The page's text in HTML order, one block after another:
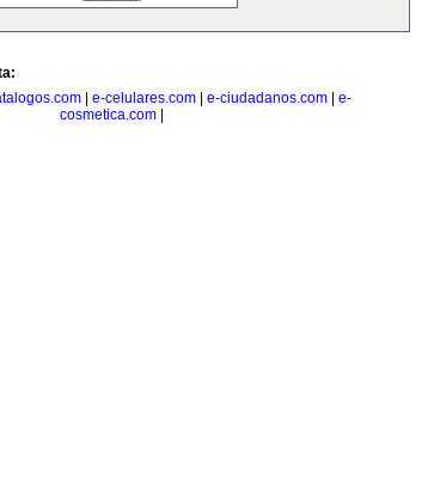
e-celulares.com e-ciudadanos.com
e-
cosmetica.com|